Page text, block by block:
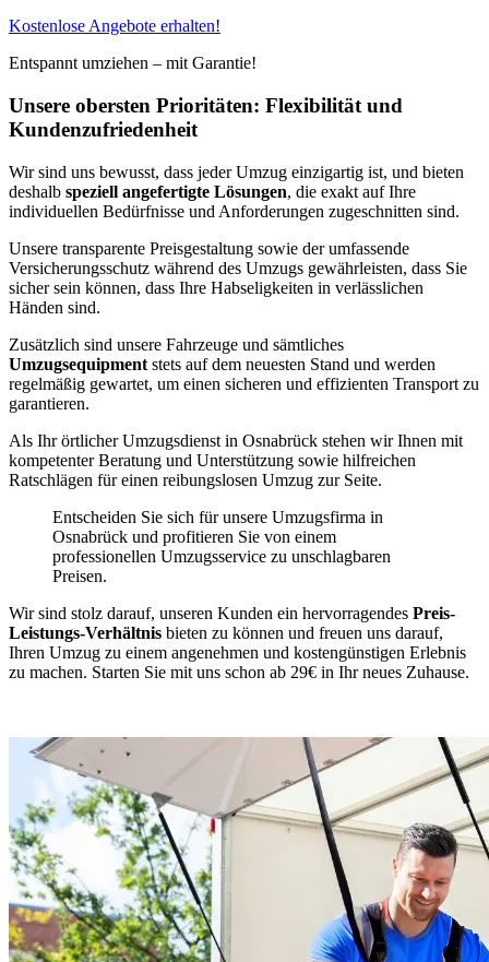
Kostenlose Angebote erhalten!
Entspannt umziehen – mit Garantie!
Unsere obersten Prioritäten: Flexibilität und
Kundenzufriedenheit
Wir sind uns bewusst, dass jeder Umzug einzigartig ist, und bieten
deshalb speziell angefertigte Lösungen, die exakt auf Ihre
individuellen Bedürfnisse und Anforderungen zugeschnitten sind.
Unsere transparente Preisgestaltung sowie der umfassende
Versicherungsschutz während des Umzugs gewährleisten, dass Sie
sicher sein können, dass Ihre Habseligkeiten in verlässlichen
Händen sind.
Zusätzlich sind unsere Fahrzeuge und sämtliches
Umzugsequipment stets auf dem neuesten Stand und werden
regelmäßig gewartet, um einen sicheren und effizienten Transport zu
garantieren.
Als Ihr örtlicher Umzugsdienst in Osnabrück stehen wir Ihnen mit
kompetenter Beratung und Unterstützung sowie hilfreichen
Ratschlägen für einen reibungslosen Umzug zur Seite.
Entscheiden Sie sich für unsere Umzugsfirma in
Osnabrück und profitieren Sie von einem
professionellen Umzugsservice zu unschlagbaren
Preisen.
Wir sind stolz darauf, unseren Kunden ein hervorragendes Preis-
Leistungs-Verhältnis bieten zu können und freuen uns darauf,
Ihren Umzug zu einem angenehmen und kostengünstigen Erlebnis
zu machen. Starten Sie mit uns schon ab 29€ in Ihr neues Zuhause.